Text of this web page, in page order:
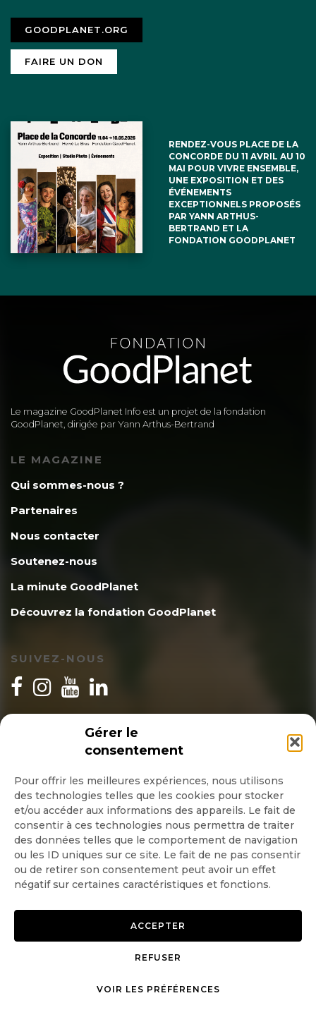
Gérer le
consentement
Pour offrir les meilleures expériences, nous utilisons
des technologies telles que les cookies pour stocker
et/ou accéder aux informations des appareils. Le fait de
consentir à ces technologies nous permettra de traiter
des données telles que le comportement de navigation
ou les ID uniques sur ce site. Le fait de ne pas consentir
ou de retirer son consentement peut avoir un effet
négatif sur certaines caractéristiques et fonctions.
ACCEPTER
REFUSER
VOIR LES PRÉFÉRENCES
GOODPLANET.ORG
FAIRE UN DON
RENDEZ-VOUS PLACE DE LA
CONCORDE DU 11 AVRIL AU 10
MAI POUR VIVRE ENSEMBLE,
UNE EXPOSITION ET DES
ÉVÉNEMENTS
EXCEPTIONNELS PROPOSÉS
PAR YANN ARTHUS-
BERTRAND ET LA
FONDATION GOODPLANET
Le magazine GoodPlanet Info est un projet de la fondation
GoodPlanet, dirigée par Yann Arthus-Bertrand
LE MAGAZINE
Qui sommes-nous ?
Partenaires
Nous contacter
Soutenez-nous
La minute GoodPlanet
Découvrez la fondation GoodPlanet
SUIVEZ-NOUS
INSCRIPTION NEWSLETTER
Quotidienne
Hebdo
OK
Politique de confidentialité